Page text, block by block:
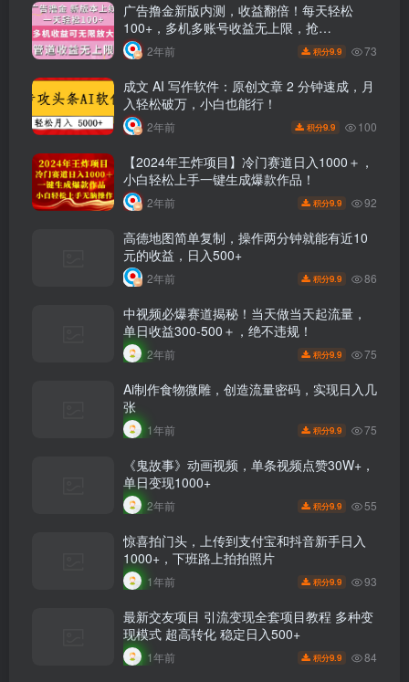
广告撸金新版内测，收益翻倍！每天轻松
100+，多机多账号收益无上限，抢…
2年前 积分9.9 73
成文 AI 写作软件：原创文章 2 分钟速成，月
入轻松破万，小白也能行！
2年前 积分9.9 100
【2024年王炸项目】冷门赛道日入1000＋，
小白轻松上手一键生成爆款作品！
2年前 积分9.9 92
高德地图简单复制，操作两分钟就能有近10
元的收益，日入500+
2年前 积分9.9 86
中视频必爆赛道揭秘！当天做当天起流量，
单日收益300-500＋，绝不违规！
2年前 积分9.9 75
Ai制作食物微雕，创造流量密码，实现日入几
张
1年前 积分9.9 75
《鬼故事》动画视频，单条视频点赞30W+，
单日变现1000+
2年前 积分9.9 55
惊喜拍门头，上传到支付宝和抖音新手日入
1000+，下班路上拍拍照片
1年前 积分9.9 93
最新交友项目 引流变现全套项目教程 多种变
现模式 超高转化 稳定日入500+
1年前 积分9.9 84